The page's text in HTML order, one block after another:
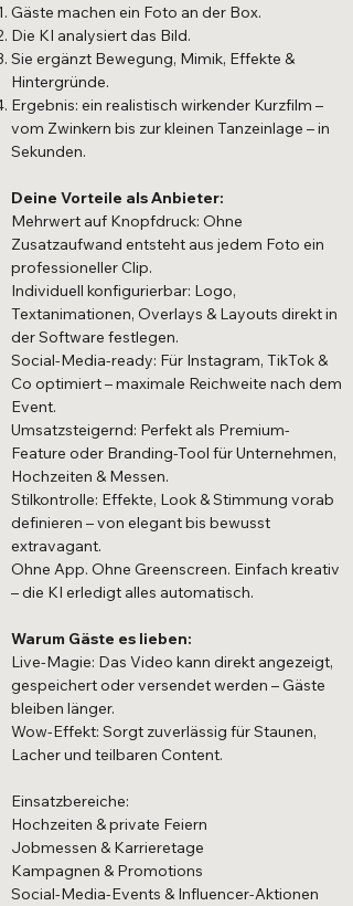
Gäste machen ein Foto an der Box.
Die KI analysiert das Bild.
Sie ergänzt Bewegung, Mimik, Effekte &
Hintergründe.
Ergebnis: ein realistisch wirkender Kurzfilm –
vom Zwinkern bis zur kleinen Tanzeinlage – in
Sekunden.
Deine Vorteile als Anbieter:
Mehrwert auf Knopfdruck: Ohne
Zusatzaufwand entsteht aus jedem Foto ein
professioneller Clip.
Individuell konfigurierbar: Logo,
Textanimationen, Overlays & Layouts direkt in
der Software festlegen.
Social-Media-ready: Für Instagram, TikTok &
Co optimiert – maximale Reichweite nach dem
Event.
Umsatzsteigernd: Perfekt als Premium-
Feature oder Branding-Tool für Unternehmen,
Hochzeiten & Messen.
Stilkontrolle: Effekte, Look & Stimmung vorab
definieren – von elegant bis bewusst
extravagant.
Ohne App. Ohne Greenscreen. Einfach kreativ
– die KI erledigt alles automatisch.
Warum Gäste es lieben:
Live-Magie: Das Video kann direkt angezeigt,
gespeichert oder versendet werden – Gäste
bleiben länger.
Wow-Effekt: Sorgt zuverlässig für Staunen,
Lacher und teilbaren Content.
Einsatzbereiche:
Hochzeiten & private Feiern
Jobmessen & Karrieretage
Kampagnen & Promotions
Social-Media-Events & Influencer-Aktionen